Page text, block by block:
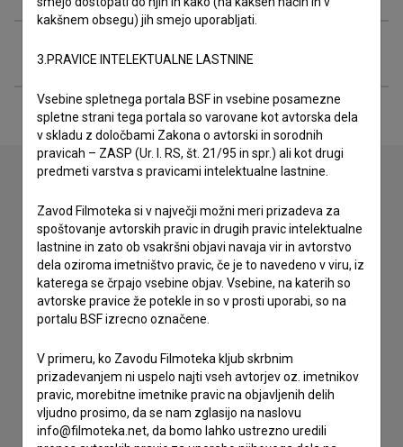
Razširjeni podatki
Stik z uredništvom
Spoštovani, s pomočjo spodnjega obrazca lahko stopite v
stik z uredništvom Baze slovenskih filmov. Veseli bomo vaših
odzivov.
imam vprašanje
prijavljam napako
želim dodati podatke
drugo
kakšnem obsegu) jih smejo uporabljati.
3.PRAVICE INTELEKTUALNE LASTNINE
Vsebine spletnega portala BSF in vsebine posamezne
spletne strani tega portala so varovane kot avtorska dela
v skladu z določbami Zakona o avtorski in sorodnih
pravicah – ZASP (Ur. l. RS, št. 21/95 in spr.) ali kot drugi
predmeti varstva s pravicami intelektualne lastnine.
Zavod Filmoteka si v največji možni meri prizadeva za
spoštovanje avtorskih pravic in drugih pravic intelektualne
lastnine in zato ob vsakršni objavi navaja vir in avtorstvo
dela oziroma imetništvo pravic, če je to navedeno v viru, iz
katerega se črpajo vsebine objav. Vsebine, na katerih so
avtorske pravice že potekle in so v prosti uporabi, so na
portalu BSF izrecno označene.
V primeru, ko Zavodu Filmoteka kljub skrbnim
prizadevanjem ni uspelo najti vseh avtorjev oz. imetnikov
pravic, morebitne imetnike pravic na objavljenih delih
vljudno prosimo, da se nam zglasijo na naslovu
info@filmoteka.net, da bomo lahko ustrezno uredili